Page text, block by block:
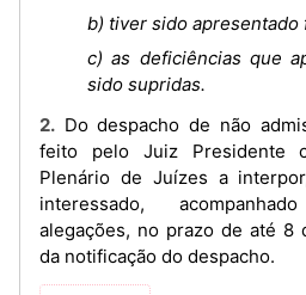
b) tiver sido apresentado
c) as deficiências que
sido supridas.
2. Do despacho de não admissão do requerimento
feito pelo Juiz Presidente
Plenário de Juízes a
interessado,
alegações, no prazo de até 8
da notificação do despacho.